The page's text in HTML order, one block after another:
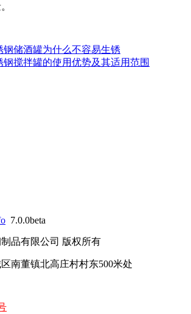
钢储酒罐为什么不容易生锈
钢搅拌罐的使用优势及其适用范围
7.0.0beta
品有限公司 版权所有
南董镇北高庄村村东500米处